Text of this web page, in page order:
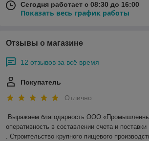
Сегодня работает с 08:30 до 16:00
Показать весь график работы
Отзывы о магазине
12 отзывов за всё время
Покупатель
Отлично
Выражаем благодарность ООО
оперативность в составлении счета и
. Строительство крупного пищевого